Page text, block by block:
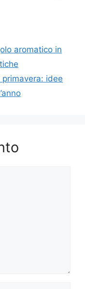
aromatico in
idee